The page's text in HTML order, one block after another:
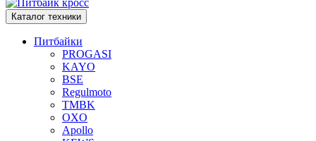
Каталог техники
Питбайки
PROGASI
KAYO
BSE
Regulmoto
TMBK
OXO
Apollo